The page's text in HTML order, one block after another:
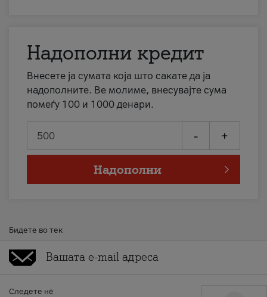
Надополни кредит
Внесете ја сумата која што сакате да ја
надополните. Ве молиме, внесувајте сума
помеѓу 100 и 1000 денари.
- +
Надополни
Бидете во тек
Следете нè